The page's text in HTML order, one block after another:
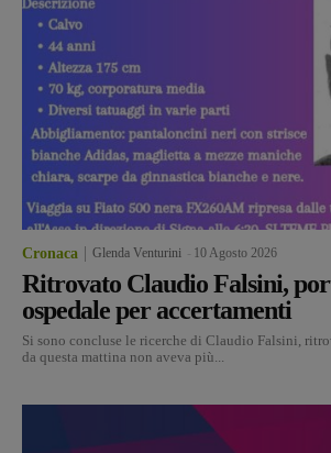
Cronaca Glenda Venturini 10 Agosto 2026
Ritrovato Claudio Falsini,
ospedale per accertamenti
Si sono concluse le ricerche di Claudio Falsini,
da questa mattina non aveva più...